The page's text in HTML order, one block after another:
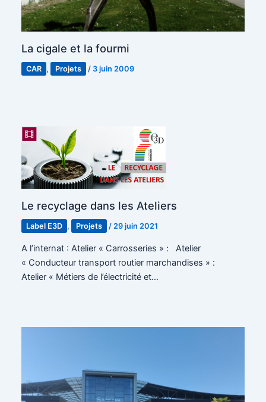
La cigale et la fourmi
CAR , Projets / 3 juin 2009
Le recyclage dans les Ateliers
Label E3D , Projets / 29 juin 2021
A l’internat : Atelier « Carrosseries » : Atelier
« Conducteur transport routier marchandises » :
Atelier « Métiers de l’électricité et…